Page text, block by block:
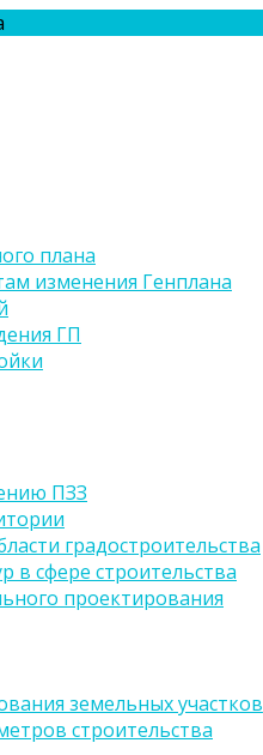
плана
изменения Генплана
ГП
ПЗЗ
градостроительства
сфере строительства
проектирования
земельных участков
строительства